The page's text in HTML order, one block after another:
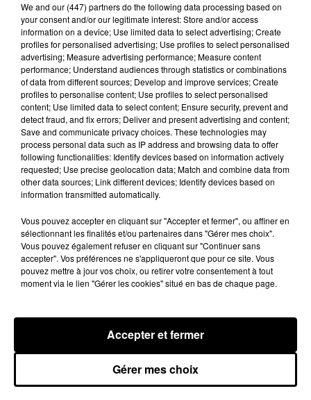
Loir-et-Cher : un pyromane interpellé grâce
au sang-froid des...
Samedi 25 juillet, plus d'une dizaine de feux de
champs et de sous-bois ont été déclenchés dans le
secteur de Fontaine-les-Côteaux, Montoire et Lunay.
Grâce...
LE GRAND FORMAT Voir plus
We and our (447) partnersdo the following data processing based on
your consent and/or our legitimate interest: Store and/or access
information on a device; Use limited data to select advertising; Create
profiles for personalised advertising; Use profiles to select personalised
advertising; Measure advertising performance; Measure content
performance; Understand audiences through statistics or combinations
of data from different sources; Develop and improve services; Create
profiles to personalise content; Use profiles to select personalised
content; Use limited data to select content; Ensure security, prevent and
detect fraud, and fix errors; Deliver and present advertising and content;
Save and communicate privacy choices. These technologies may
process personal data such as IP address and browsing data to offer
following functionalities: Identify devices based on information actively
requested; Use precise geolocation data; Match and combine data from
other data sources; Link different devices; Identify devices based on
information transmitted automatically.
Vous pouvez accepter en cliquant sur "Accepter et fermer", ou affiner en
sélectionnant les finalités et/ou partenaires dans "Gérer mes choix".
Vous pouvez également refuser en cliquant sur "Continuer sans
accepter". Vos préférences ne s'appliqueront que pour ce site. Vous
pouvez mettre à jour vos choix, ou retirer votre consentement à tout
moment via le lien "Gérer les cookies" situé en bas de chaque page.
Gérer mes choix
Accepter et fermer